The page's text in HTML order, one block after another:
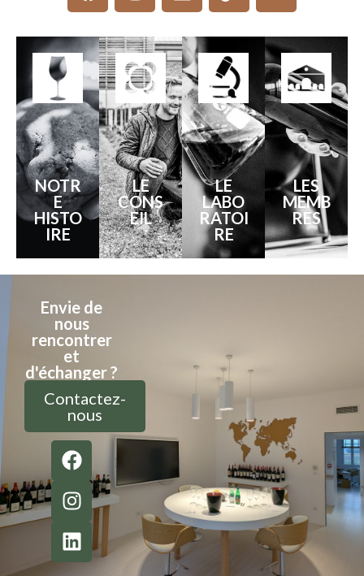
NOTR
E
HISTO
IRE
LE
CONS
EIL
LE
LABO
RATOI
RE
LES
MEMB
RES
Envie de
nous
rencontrer
et
d'échanger ?
Contactez-
nous